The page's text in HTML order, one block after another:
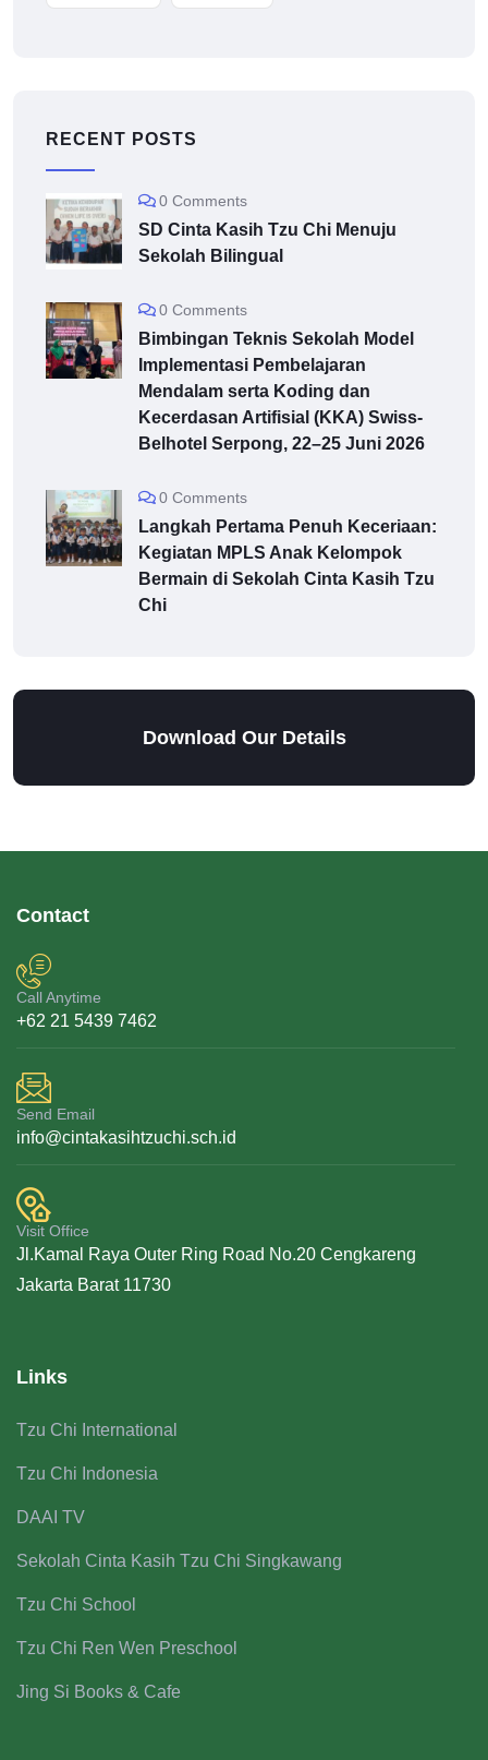
RECENT POSTS
0 Comments
SD Cinta Kasih Tzu Chi Menuju
Sekolah Bilingual
0 Comments
Bimbingan Teknis Sekolah Model
Implementasi Pembelajaran
Mendalam serta Koding dan
Kecerdasan Artifisial (KKA) Swiss-
Belhotel Serpong, 22–25 Juni 2026
0 Comments
Langkah Pertama Penuh Keceriaan:
Kegiatan MPLS Anak Kelompok
Bermain di Sekolah Cinta Kasih Tzu
Chi
Download Our Details
Contact
Call Anytime
+62 21 5439 7462
Send Email
info@cintakasihtzuchi.sch.id
Visit Office
Jl.Kamal Raya Outer Ring Road No.20 Cengkareng
Jakarta Barat 11730
Links
Tzu Chi International
Tzu Chi Indonesia
DAAI TV
Sekolah Cinta Kasih Tzu Chi Singkawang
Tzu Chi School
Tzu Chi Ren Wen Preschool
Jing Si Books & Cafe